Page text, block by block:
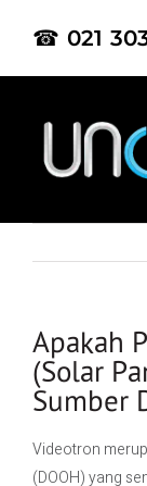
☎ 021
Apakah
(Solar
Sumber
Videotron
(DOOH) yang